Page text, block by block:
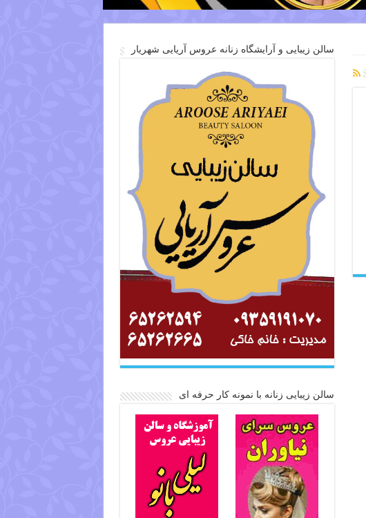
سالن زیبایی و آرایشگاه زنانه عروس آریایی شهریار
سالن زیبایی زنانه با نمونه کار حرفه ای